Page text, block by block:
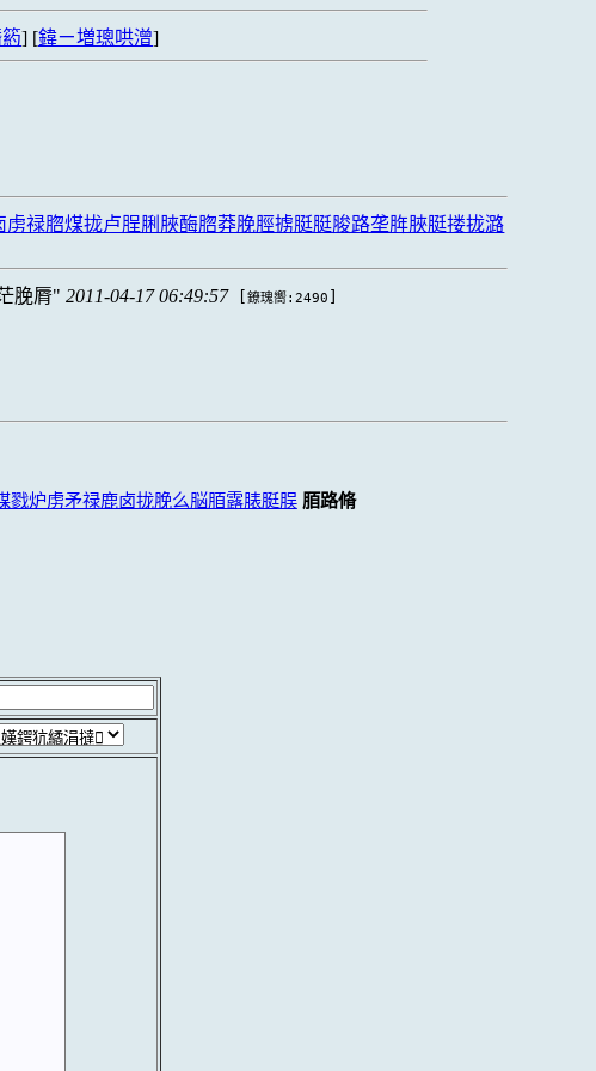
] [鍏ㄧ増璁哄潧]
禄脗煤拢卢脭脷脥酶脗莽脕脛掳脡脡脧路垄脌脥脡搂拢潞
脕脣 2011-04-17 06:49:57 [鐐瑰嚮:2490
戮炉虏矛禄鹿卤拢脕么脳脜露脿脡脵 脜路脩